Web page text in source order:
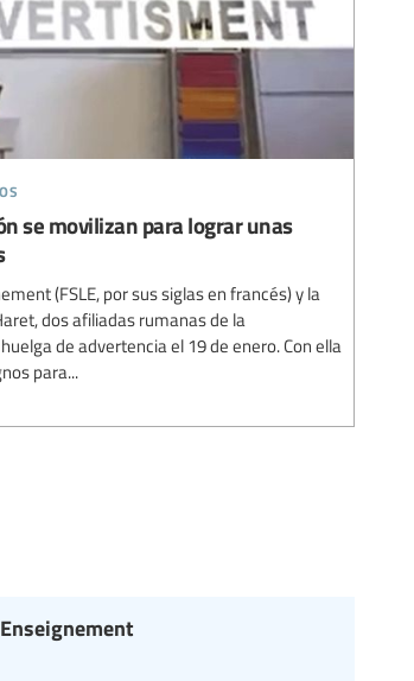
se movilizan para lograr unas
(FSLE, por sus siglas en francés) y la
dos afiliadas rumanas de la
de advertencia el 19 de enero. Con ella
para...